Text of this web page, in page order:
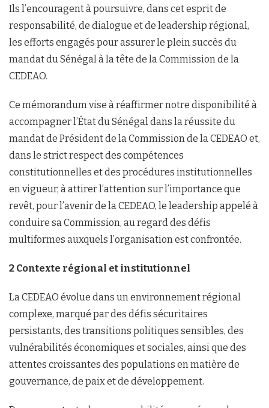
Ils l’encouragent à poursuivre, dans cet esprit de
responsabilité, de dialogue et de leadership régional,
les efforts engagés pour assurer le plein succès du
mandat du Sénégal à la tête de la Commission de la
CEDEAO.
Ce mémorandum vise à réaffirmer notre disponibilité à
accompagner l’État du Sénégal dans la réussite du
mandat de Président de la Commission de la CEDEAO et,
dans le strict respect des compétences
constitutionnelles et des procédures institutionnelles
en vigueur, à attirer l’attention sur l’importance que
revêt, pour l’avenir de la CEDEAO, le leadership appelé à
conduire sa Commission, au regard des défis
multiformes auxquels l’organisation est confrontée.
2 Contexte régional et institutionnel
La CEDEAO évolue dans un environnement régional
complexe, marqué par des défis sécuritaires
persistants, des transitions politiques sensibles, des
vulnérabilités économiques et sociales, ainsi que des
attentes croissantes des populations en matière de
gouvernance, de paix et de développement.